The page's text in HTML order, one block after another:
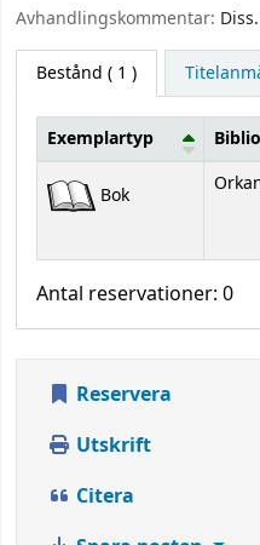
Avhandlingskommentar:
Bestånd ( 1 )
Exemplartyp
Bok
Antal reservationer: 0
Reservera
Utskrift
Citera